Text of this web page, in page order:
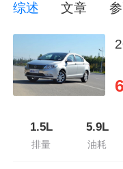
综述 文章
1.5L
排量
5.9L
油耗